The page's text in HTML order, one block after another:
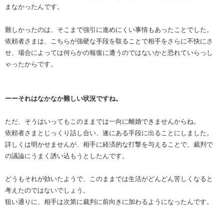
まなかったんです。
難しかったのは、そこまで強引に進めにくい事情もあったことでした。
依頼者さまは、こちらが強硬な手段を取ることで相手をさらに不快にさ
せ、場合によっては何らかの報復に遭うのではないかと恐れていらっし
ゃったからです。
ーーそれはなかなか難しい状況ですね。
ただ、そうはいってもこのままでは一向に離婚できませんからね。
依頼者さまとじっくり話し合い、遂にある手段に出ることにしました。
詳しくは明かせませんが、相手に経済的な打撃を与えることで、裁判で
の議論にうまく誘い込もうとしたんです。
どうもそれが効いたようで、このままでは生活がどんどん苦しくなると
考えたのではないでしょう。
狙い通りに、相手は次第に裁判に前向きに加わるようになったんです。